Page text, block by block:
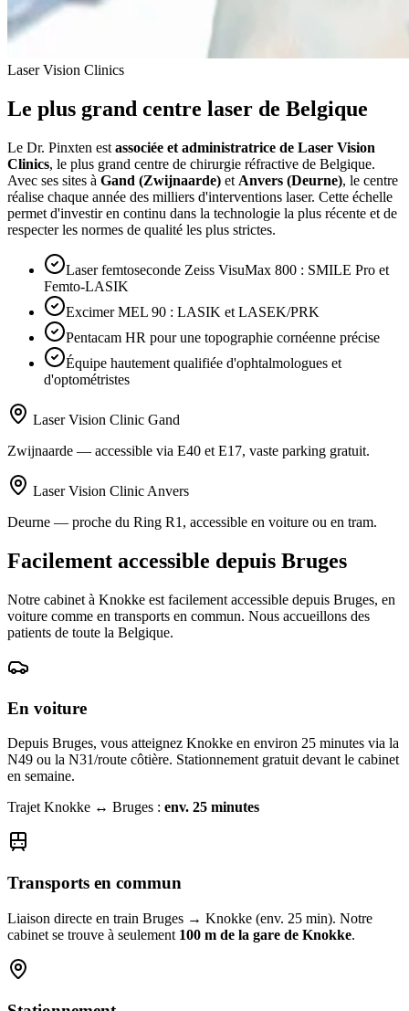
Laser Vision Clinics
Le plus grand centre laser de Belgique
Le Dr. Pinxten est associée et administratrice de Laser Vision
Clinics, le plus grand centre de chirurgie réfractive de Belgique.
Avec ses sites à Gand (Zwijnaarde) et Anvers (Deurne), le centre
réalise chaque année des milliers d'interventions laser. Cette échelle
permet d'investir en continu dans la technologie la plus récente et de
respecter les normes de qualité les plus strictes.
Laser femtoseconde Zeiss VisuMax 800 : SMILE Pro et
Femto-LASIK
Excimer MEL 90 : LASIK et LASEK/PRK
Pentacam HR pour une topographie cornéenne précise
Équipe hautement qualifiée d'ophtalmologues et
d'optométristes
Laser Vision Clinic Gand
Zwijnaarde — accessible via E40 et E17, vaste parking gratuit.
Laser Vision Clinic Anvers
Deurne — proche du Ring R1, accessible en voiture ou en tram.
Facilement accessible depuis Bruges
Notre cabinet à Knokke est facilement accessible depuis Bruges, en
voiture comme en transports en commun. Nous accueillons des
patients de toute la Belgique.
En voiture
Depuis Bruges, vous atteignez Knokke en environ 25 minutes via la
N49 ou la N31/route côtière. Stationnement gratuit devant le cabinet
en semaine.
Trajet Knokke ↔ Bruges : env. 25 minutes
Transports en commun
Liaison directe en train Bruges → Knokke (env. 25 min). Notre
cabinet se trouve à seulement 100 m de la gare de Knokke.